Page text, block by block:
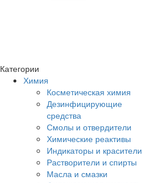
Категории
Химия
Косметическая химия
Дезинфицирующие
средства
Смолы и отвердители
Химические реактивы
Индикаторы и красители
Растворители и спирты
Масла и смазки